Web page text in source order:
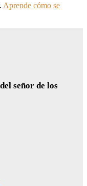
Aprende cómo se
señor de los